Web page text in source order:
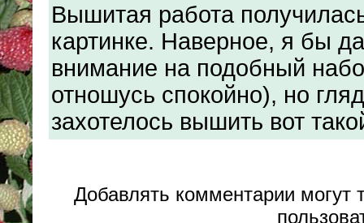
Вышитая работа
картинке. Наверное, я бы
внимание на подобный
отношусь спокойно), но
захотелось вышить вот
Добавлять комментарии могут